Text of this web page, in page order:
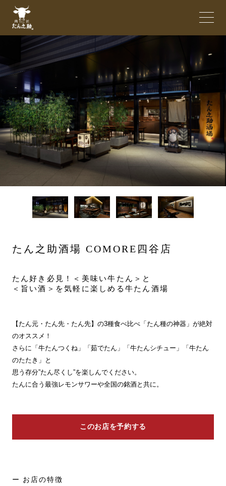
たん之助酒場 COMORE四谷店
たん好き必見！＜美味い牛たん＞と
＜旨い酒＞を気軽に楽しめる牛たん酒場
【たん元・たん先・たん先】の3種食べ比べ「たん種の神器」が絶対
のオススメ！
さらに「牛たんつくね」「茹でたん」「牛たんシチュー」「牛たん
のたたき」と
思う存分”たん尽くし”を楽しんでください。
たんに合う最強レモンサワーや全国の銘酒と共に。
このお店を予約する
お店の特徴